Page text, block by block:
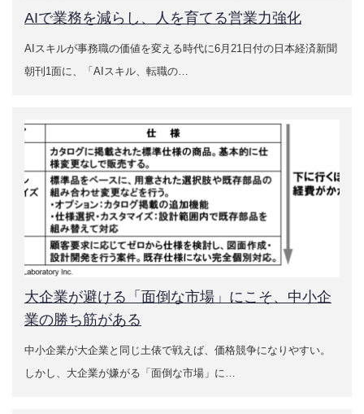
AIで業務を減らし、人を育てる営業力強化
AIスキルが事務職の価値を変える時代に6月21日付の日本経済新聞
朝刊1面に、「AIスキル、転職の…
大企業が避ける「面倒な市場」にこそ、中小企
業の勝ち筋がある
中小企業が大企業と同じ土俵で戦えば、価格競争になりやすい。
しかし、大企業が嫌がる「面倒な市場」に…
営業力診断アンケートによる営業力の見える化
事業計画書のつくり方
お問い合わせ
新着情報
ご支援実績
売上UPと新規顧客開拓を実現した営業力強化コンサル
ティングの成功事例
営業力診断アンケートによる営業力強化事例